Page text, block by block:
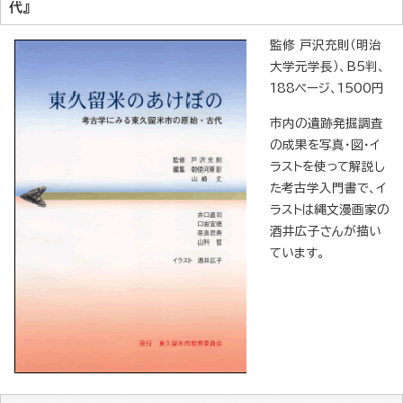
代』
監修 戸沢充則（明治
大学元学長）、B5判、
188ページ、1500円
市内の遺跡発掘調査
の成果を写真・図・イ
ラストを使って解説し
た考古学入門書で、イ
ラストは縄文漫画家の
酒井広子さんが描い
ています。